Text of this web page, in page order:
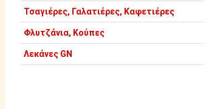
Τσαγιέρες, Γαλατιέρες, Καφετιέρες
Φλυτζάνια, Κούπες
Λεκάνες GN